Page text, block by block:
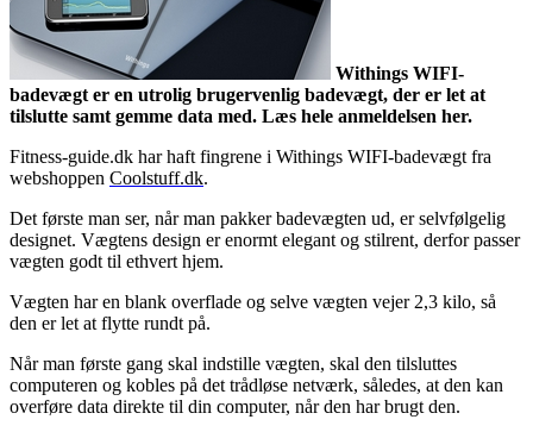
Withings WIFI-
badevægt er en utrolig brugervenlig badevægt, der er let at
tilslutte samt gemme data med. Læs hele anmeldelsen her.
Fitness-guide.dk har haft fingrene i Withings WIFI-badevægt fra
webshoppen Coolstuff.dk.
Det første man ser, når man pakker badevægten ud, er selvfølgelig
designet. Vægtens design er enormt elegant og stilrent, derfor passer
vægten godt til ethvert hjem.
Vægten har en blank overflade og selve vægten vejer 2,3 kilo, så
den er let at flytte rundt på.
Når man første gang skal indstille vægten, skal den tilsluttes
computeren og kobles på det trådløse netværk, således, at den kan
overføre data direkte til din computer, når den har brugt den.